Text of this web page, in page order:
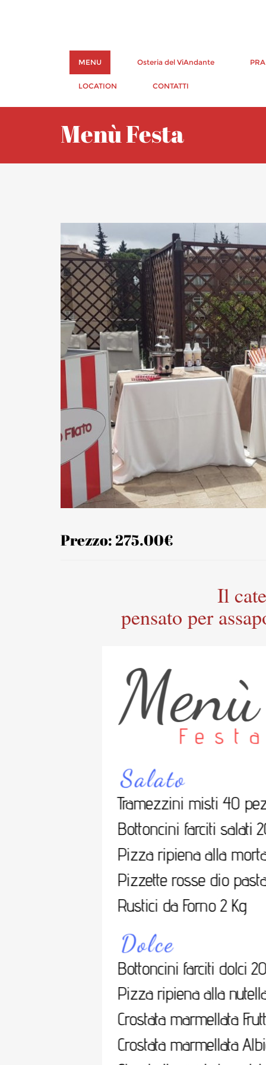
MENU Osteria del ViAndante
LOCATION CONTATTI
Menù Festa
Prezzo: 275.00€
Il
pensato per